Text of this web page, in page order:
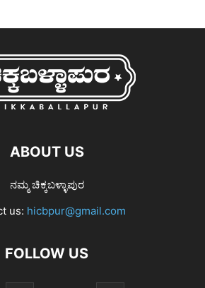
ABOUT US
ನಮ್ಮ ಚಿಕ್ಕಬಳ್ಳಾಪುರ
us: hicbpur@gmail.com
FOLLOW US